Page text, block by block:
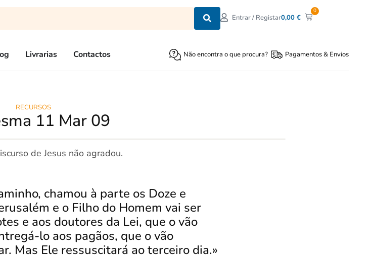
Entrar / Registar0,00€
0
Livrarias Contactos Não encontra o que procura? Pagamentos & Envios
RECURSOS
11 Mar 09
de Jesus não agradou.
chamou à parte os Doze e
e o Filho do Homem vai ser
e aos doutores da Lei, que o vão
lo aos pagãos, que o vão
Mas Ele ressuscitará ao terceiro dia.»